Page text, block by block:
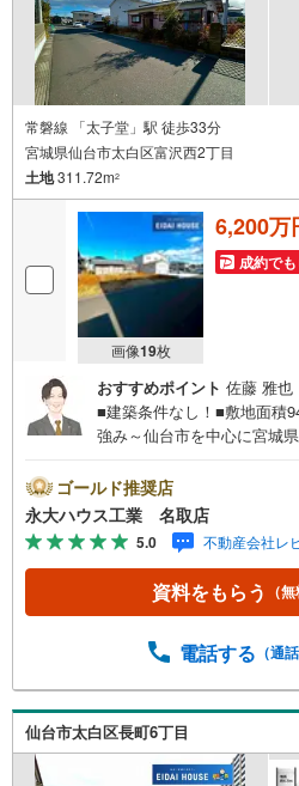
常磐線 「太子堂」駅 徒歩33分
宮城県仙台市太白区富沢西2丁目
土地311.72m2
画像19枚
6,200万
成約で
おすすめポイント 佐藤 雅也
■建築条件なし！■敷地面積
強み～仙台市を中心に宮城
不動産知識＞戸建・マンシ
動産を取り扱っております
子育て環境や行政などの地
良い物件選びをしていただ
させていただきます。2.＜
【購入】【売却】【引っ越
ローンや各種税金について
のご家族皆様で、ぜひお越
8:00（定休日:火・水曜日 ※
ご案内も可能ですので、ど
ゴールド推奨店
永大ハウス工業 名取店
5.0 不動産会社レ
資料をもらう （
電話する （通
仙台市太白区長町6丁目